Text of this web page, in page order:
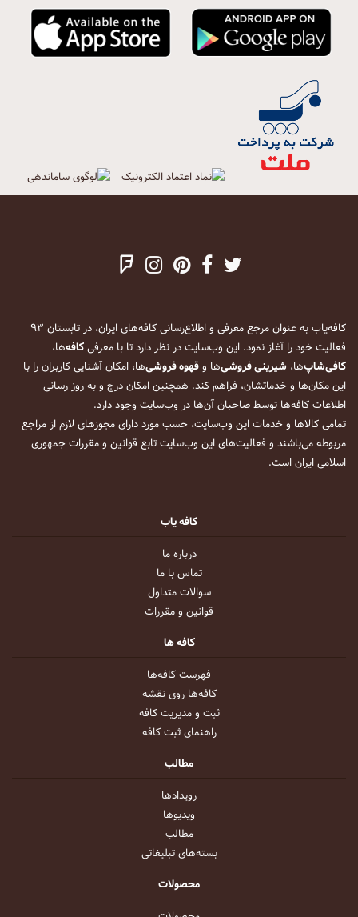
کافه‌یاب به عنوان مرجع معرفی و اطلاع‌رسانی کافه‌های ایران، در تابستان ۹۳
فعالیت خود را آغاز نمود. این وب‌سایت در نظر دارد تا با معرفیکافه‌ها،
کافی‌شاپ‌ها، شیرینی فروشی‌ها وقهوه فروشی‌ها، امکان آشنایی کاربران را با
این مکان‌ها و خدماتشان، فراهم کند. همچنین امکان درج و به روز رسانی
اطلاعات کافه‌ها توسط صاحبان آن‌ها در وب‌سایت وجود دارد.
تمامی کالاها و خدمات این وب‌سایت، حسب مورد دارای مجوزهای لازم از مراجع
مربوطه می‌باشند و فعالیت‌های این وب‌سایت تابع قوانین و مقررات جمهوری
اسلامی ایران است.
کافه یاب
درباره ما
تماس با ما
سوالات متداول
قوانین و مقررات
کافه ها
فهرست کافه‌ها
کافه‌ها روی نقشه
ثبت و مدیریت کافه
راهنمای ثبت کافه
مطالب
رویداد‌ها
ویدیو‌ها
مطالب
بسته‌های تبلیغاتی
محصولات